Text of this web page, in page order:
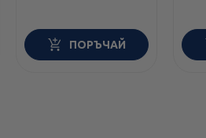
ПОРЪЧАЙ